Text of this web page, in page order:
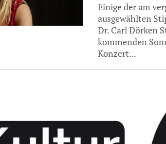
Einige der am
ausgewählten
Dr. Carl Dörken
kommenden
Konzert...